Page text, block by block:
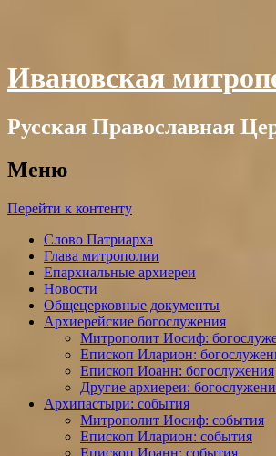
Ивановская
Русская Православная
Меню
Перейти к контенту
Слово Патриарха
Глава митрополии
Епархиальные архиереи
Новости
Общецерковные документы
Архиерейские богослужения
Митрополит Иосиф:
Епископ Иларион:
Епископ Иоанн: богослужения
Другие архиереи:
Архипастыри: события
Митрополит Иосиф: события
Епископ Иларион: события
Епископ Иоанн: события